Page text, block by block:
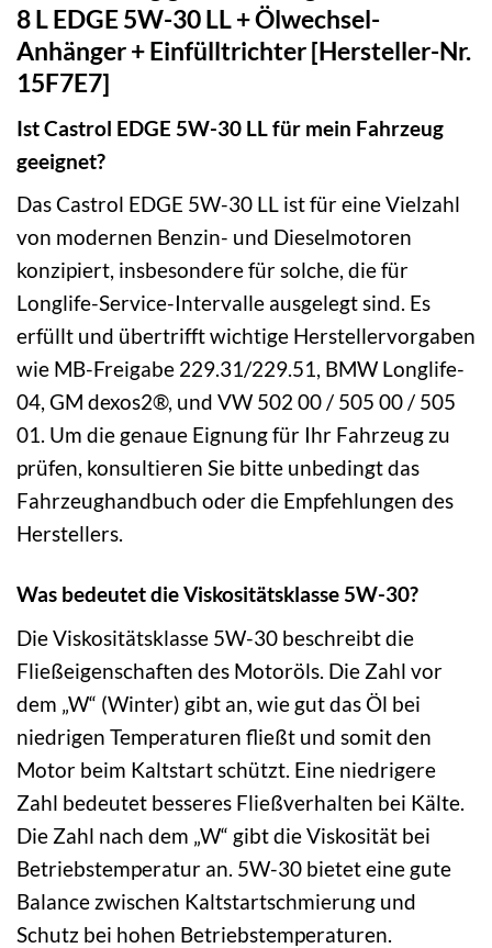
8 L EDGE 5W-30 LL + Ölwechsel-
Anhänger + Einfülltrichter [Hersteller-Nr.
15F7E7]
Ist Castrol EDGE 5W-30 LL für mein Fahrzeug
geeignet?
Das Castrol EDGE 5W-30 LL ist für eine Vielzahl
von modernen Benzin- und Dieselmotoren
konzipiert, insbesondere für solche, die für
Longlife-Service-Intervalle ausgelegt sind. Es
erfüllt und übertrifft wichtige Herstellervorgaben
wie MB-Freigabe 229.31/229.51, BMW Longlife-
04, GM dexos2®, und VW 502 00 / 505 00 / 505
01. Um die genaue Eignung für Ihr Fahrzeug zu
prüfen, konsultieren Sie bitte unbedingt das
Fahrzeughandbuch oder die Empfehlungen des
Herstellers.
Was bedeutet die Viskositätsklasse 5W-30?
Die Viskositätsklasse 5W-30 beschreibt die
Fließeigenschaften des Motoröls. Die Zahl vor
dem „W“ (Winter) gibt an, wie gut das Öl bei
niedrigen Temperaturen fließt und somit den
Motor beim Kaltstart schützt. Eine niedrigere
Zahl bedeutet besseres Fließverhalten bei Kälte.
Die Zahl nach dem „W“ gibt die Viskosität bei
Betriebstemperatur an. 5W-30 bietet eine gute
Balance zwischen Kaltstartschmierung und
Schutz bei hohen Betriebstemperaturen.